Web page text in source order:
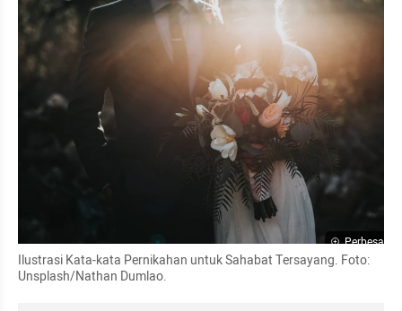
Perbesar
Ilustrasi Kata-kata Pernikahan untuk Sahabat Tersayang. Foto:
Unsplash/Nathan Dumlao.